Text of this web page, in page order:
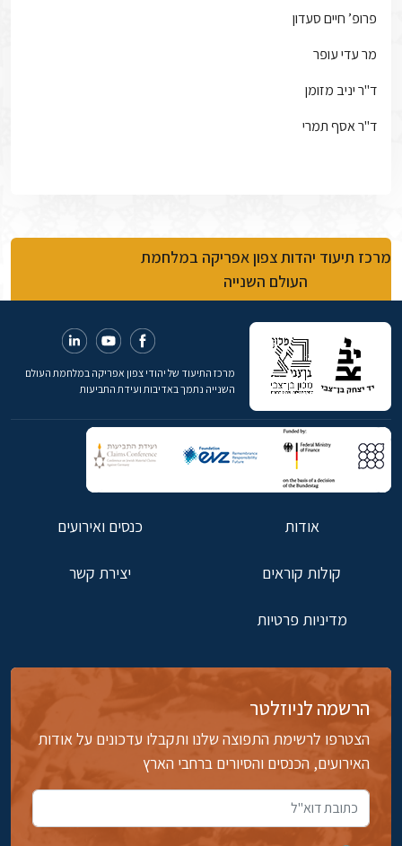
פרופ’ חיים סעדון
מר עדי עופר
ד"ר יניב מזומן
ד"ר אסף תמרי
מרכז תיעוד יהדות צפון אפריקה במלחמת
העולם השנייה
מרכז התיעוד של יהודי צפון אפריקה במלחמת העולם
השנייה נתמך באדיבות ועידת התביעות
אודות כנסים ואירועים
קולות קוראים יצירת קשר
מדיניות פרטיות
הרשמה לניוזלטר
הצטרפו לרשימת התפוצה שלנו ותקבלו עדכונים על אודות
האירועים, הכנסים והסיורים ברחבי הארץ